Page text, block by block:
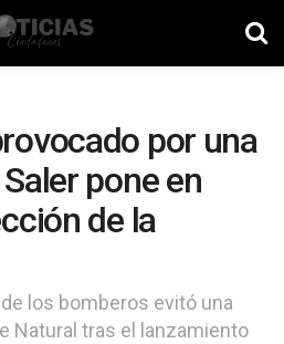
por una
pone en
de la
los bomberos evitó una
Natural tras el lanzamiento